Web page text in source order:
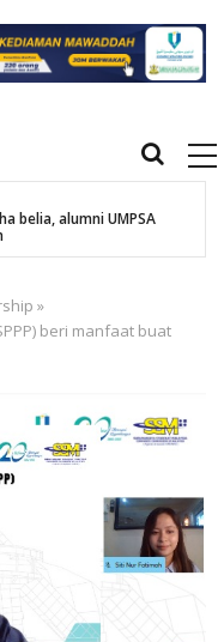
belia, alumni UMPSA
»
beri manfaat buat